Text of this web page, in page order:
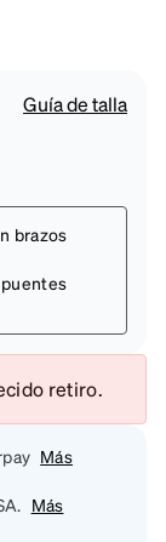
Guía de talla
brazos
puentes
retiro.
Más
Más